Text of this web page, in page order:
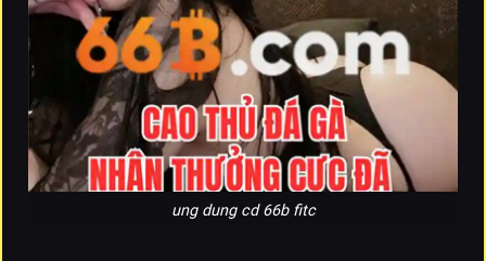
ung dung cd 66b fitc